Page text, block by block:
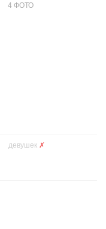
4 ФОТО
девушек ✗